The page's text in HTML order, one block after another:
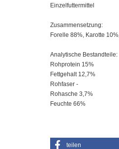
Einzelfuttermittel
Zusammensetzung:
Forelle 88%, Karotte
Analytische Bestandteile:
Rohprotein 15%
Fettgehalt 12,7%
Rohfaser -
Rohasche 3,7%
Feuchte 66%
teilen